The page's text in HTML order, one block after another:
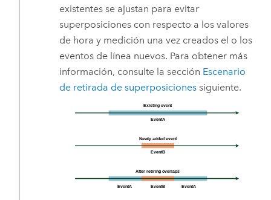
existentes se ajustan para evitar
superposiciones con respecto a los valores
de hora y medición una vez creados el o los
eventos de línea nuevos. Para obtener más
información, consulte la sección Escenario
de retirada de superposiciones siguiente.